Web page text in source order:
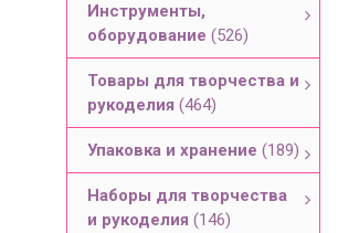
Инструменты,
оборудование (526)
Товары для творчества и
рукоделия (464)
Упаковка и хранение (189)
Наборы для творчества
и рукоделия (146)